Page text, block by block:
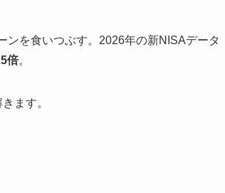
ンを食いつぶす。2026年の新NISAデータ
倍。
ます。